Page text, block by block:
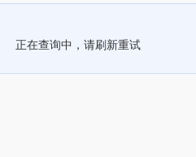
正在查询中，请刷新重试